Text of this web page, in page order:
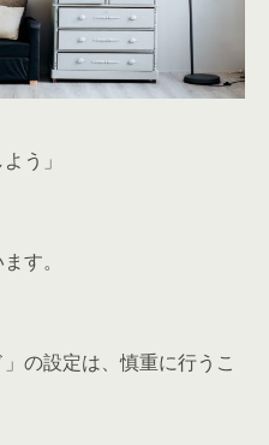
う」
す。
の設定は、慎重に行うこ